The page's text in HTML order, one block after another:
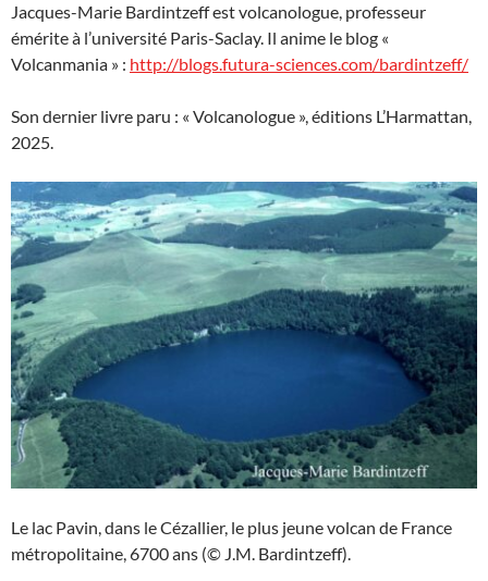
Jacques-Marie Bardintzeff est volcanologue, professeur
émérite à l’université Paris-Saclay. Il anime le blog «
Volcanmania » : http://blogs.futura-sciences.com/bardintzeff/
Son dernier livre paru : « Volcanologue », éditions L’Harmattan,
2025.
Le lac Pavin, dans le Cézallier, le plus jeune volcan de France
métropolitaine, 6700 ans (© J.M. Bardintzeff).